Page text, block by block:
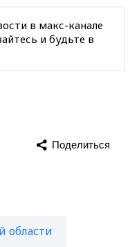
в макс-канале
и будьте в
области
Поделиться